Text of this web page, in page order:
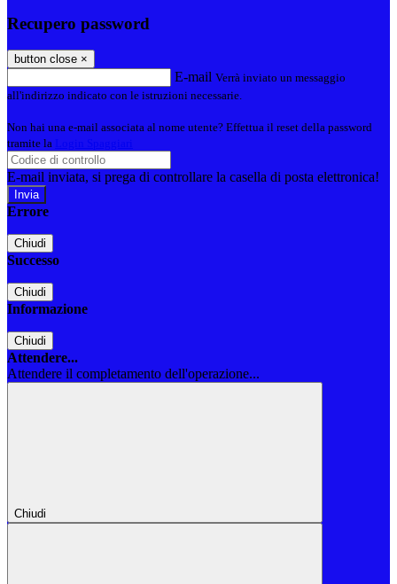
Recupero password
button close ×
E-mail Verrà inviato un messaggio
all'indirizzo indicato con le istruzioni necessarie.
Non hai una e-mail associata al nome utente? Effettua il reset della password
tramite la
E-mail inviata, si prega di controllare la casella di posta elettronica!
Errore
Chiudi
Successo
Chiudi
Informazione
Chiudi
Attendere...
Attendere il completamento dell'operazione...
Chiudi